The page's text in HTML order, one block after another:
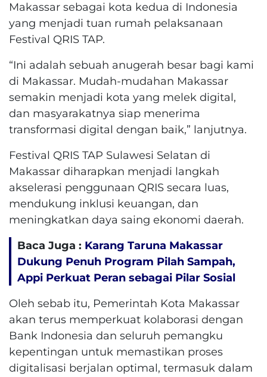
Makassar sebagai kota kedua di Indonesia
yang menjadi tuan rumah pelaksanaan
Festival QRIS TAP.
“Ini adalah sebuah anugerah besar bagi kami
di Makassar. Mudah-mudahan Makassar
semakin menjadi kota yang melek digital,
dan masyarakatnya siap menerima
transformasi digital dengan baik,” lanjutnya.
Festival QRIS TAP Sulawesi Selatan di
Makassar diharapkan menjadi langkah
akselerasi penggunaan QRIS secara luas,
mendukung inklusi keuangan, dan
meningkatkan daya saing ekonomi daerah.
Baca Juga : Karang Taruna Makassar
Dukung Penuh Program Pilah Sampah,
Appi Perkuat Peran sebagai Pilar Sosial
Oleh sebab itu, Pemerintah Kota Makassar
akan terus memperkuat kolaborasi dengan
Bank Indonesia dan seluruh pemangku
kepentingan untuk memastikan proses
digitalisasi berjalan optimal, termasuk dalam